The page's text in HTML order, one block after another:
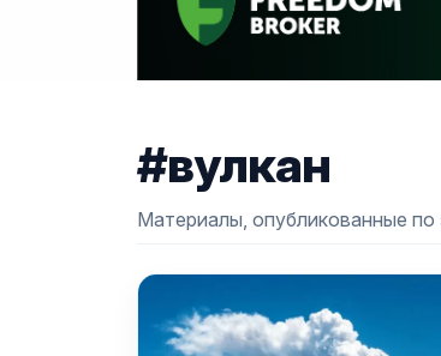
#вулкан
Материалы, опубликованные по